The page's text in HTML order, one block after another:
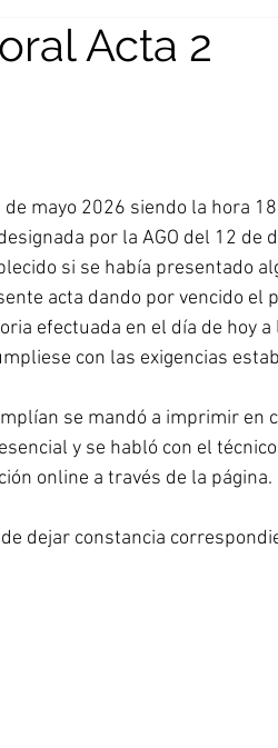
Acta 2
mayo 2026 siendo la hora
por la AGO del 12 de
si se había presentado
acta dando por vencido el
efectuada en el día de hoy
con las exigencias
se mandó a imprimir en
y se habló con el
online a través de la página.
dejar constancia